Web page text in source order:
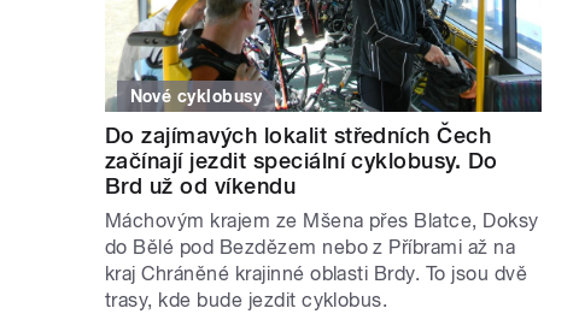
Nové cyklobusy
Do zajímavých lokalit středních Čech
začínají jezdit speciální cyklobusy. Do
Brd už od víkendu
Máchovým krajem ze Mšena přes Blatce, Doksy
do Bělé pod Bezdězem nebo z Příbrami až na
kraj Chráněné krajinné oblasti Brdy. To jsou dvě
trasy, kde bude jezdit cyklobus.